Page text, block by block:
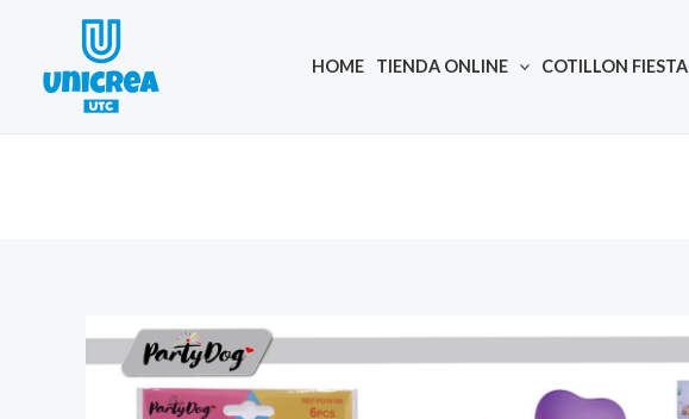
content
HOME TIENDA ONLINE COTILLON FIESTA